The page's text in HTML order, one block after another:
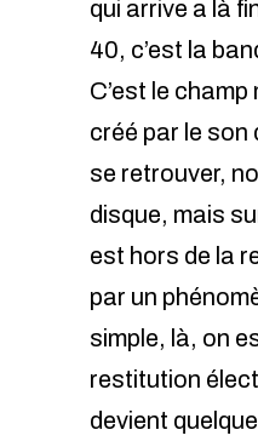
qui arrive a là
40, c’est la
C’est le
créé par le son
se retrouver,
disque, mais
est hors de la
par un
simple, là, on
restitution
devient